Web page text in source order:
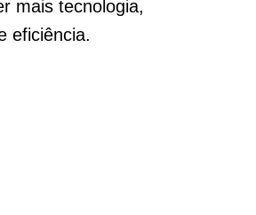
mais tecnologia,
eficiência.